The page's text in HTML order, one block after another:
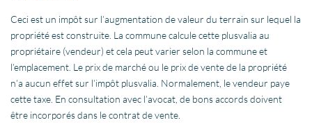
Ceci est un impôt sur l’augmentation de valeur du terrain sur lequel la
propriété est construite. La commune calcule cette plusvalia au
propriétaire (vendeur) et cela peut varier selon la commune et
l’emplacement. Le prix de marché ou le prix de vente de la propriété
n’a aucun effet sur l’impôt plusvalia. Normalement, le vendeur paye
cette taxe. En consultation avec l’avocat, de bons accords doivent
être incorporés dans le contrat de vente.